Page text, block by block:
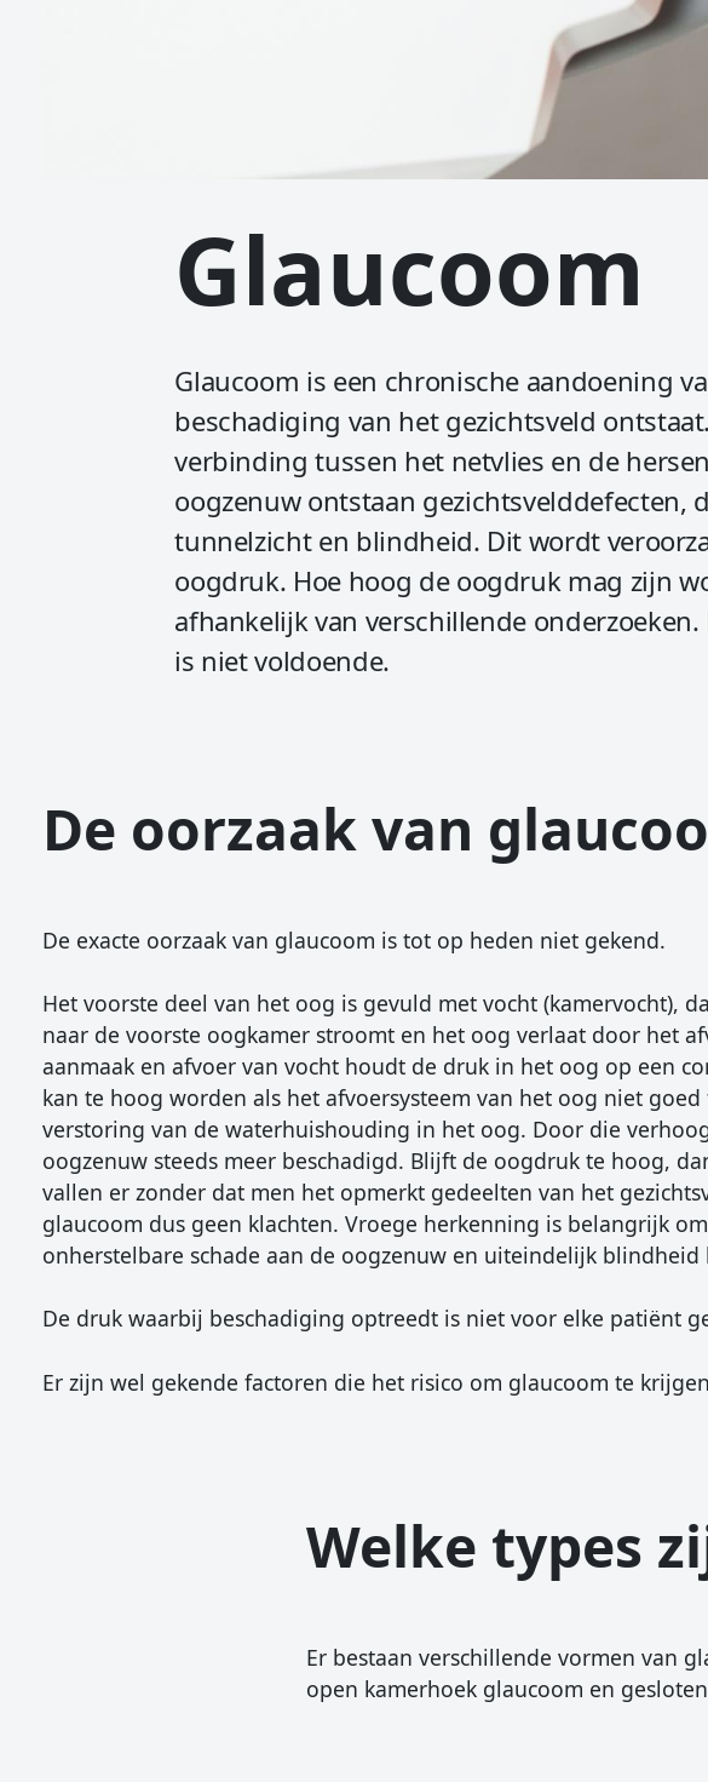
Glaucoom
Glaucoom is een chronische aandoening
beschadiging van het gezichtsveld
verbinding tussen het netvlies en de
oogzenuw ontstaan gezichtsvelddefecten,
tunnelzicht en blindheid. Dit wordt
oogdruk. Hoe hoog de oogdruk mag zijn
afhankelijk van verschillende
is niet voldoende.
De oorzaak van
De exacte oorzaak van glaucoom is tot op heden niet gekend.
Het voorste deel van het oog is gevuld met vocht (kamervocht),
naar de voorste oogkamer stroomt en het oog verlaat door het
aanmaak en afvoer van vocht houdt de druk in het oog op een
kan te hoog worden als het afvoersysteem van het oog niet
verstoring van de waterhuishouding in het oog. Door die
oogzenuw steeds meer beschadigd. Blijft de oogdruk te hoog,
vallen er zonder dat men het opmerkt gedeelten van het
glaucoom dus geen klachten. Vroege herkenning is belangrijk
onherstelbare schade aan de oogzenuw en uiteindelijk blindheid
De druk waarbij beschadiging optreedt is niet voor elke patiënt
Er zijn wel gekende factoren die het risico om glaucoom te
Welke types
Er bestaan verschillende vormen van
open kamerhoek glaucoom en